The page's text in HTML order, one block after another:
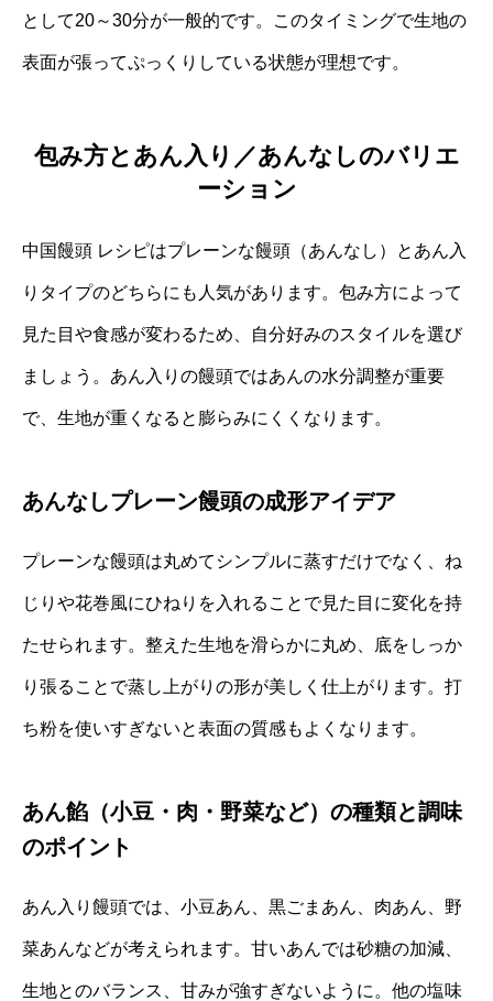
として20～30分が一般的です。このタイミングで生地の
表面が張ってぷっくりしている状態が理想です。
包み方とあん入り／あんなしのバリエ
ーション
中国饅頭 レシピはプレーンな饅頭（あんなし）とあん入
りタイプのどちらにも人気があります。包み方によって
見た目や食感が変わるため、自分好みのスタイルを選び
ましょう。あん入りの饅頭ではあんの水分調整が重要
で、生地が重くなると膨らみにくくなります。
あんなしプレーン饅頭の成形アイデア
プレーンな饅頭は丸めてシンプルに蒸すだけでなく、ね
じりや花巻風にひねりを入れることで見た目に変化を持
たせられます。整えた生地を滑らかに丸め、底をしっか
り張ることで蒸し上がりの形が美しく仕上がります。打
ち粉を使いすぎないと表面の質感もよくなります。
あん餡（小豆・肉・野菜など）の種類と調味
のポイント
あん入り饅頭では、小豆あん、黒ごまあん、肉あん、野
菜あんなどが考えられます。甘いあんでは砂糖の加減、
生地とのバランス、甘みが強すぎないように。他の塩味